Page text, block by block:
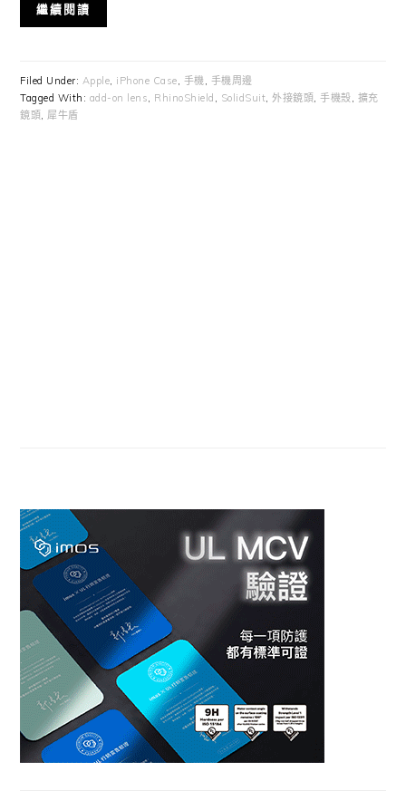
繼續閱讀
Filed Under: Apple, iPhone Case, 手機, 手機周邊
Tagged With: add-on lens, RhinoShield , SolidSuit,外接鏡頭,手機殼, 擴充
鏡頭, 犀牛盾